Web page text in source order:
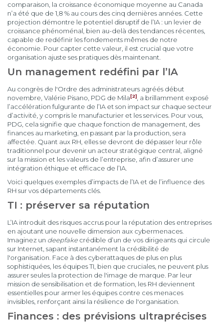
comparaison, la croissance économique moyenne au Canada
n’a été que de 1,8 % au cours des cinq dernières années. Cette
projection démontre le potentiel disruptif de l’IA : un levier de
croissance phénoménal, bien au-delà des tendances récentes,
capable de redéfinir les fondements mêmes de notre
économie. Pour capter cette valeur, il est crucial que votre
organisation ajuste ses pratiques dès maintenant.
Un management redéfini par l’IA
Au congrès de l'Ordre des administrateurs agréés début
novembre, Valérie Pisano, PDG de Mila[2]
, a brillamment exposé
l’accélération fulgurante de l’IA et son impact sur chaque secteur
d’activité, y compris le manufacturier et les services. Pour vous,
PDG, cela signifie que chaque fonction de management, des
finances au marketing, en passant par la production, sera
affectée. Quant aux RH, elles se devront de dépasser leur rôle
traditionnel pour devenir un acteur stratégique central, aligné
sur la mission et les valeurs de l’entreprise, afin d’assurer une
intégration éthique et efficace de l’IA.
Voici quelques exemples d’impacts de l’IA et de l’influence des
RH sur vos départements clés.
TI : préserver sa réputation
L’IA introduit des risques accrus pour la réputation des entreprises
en ajoutant une nouvelle dimension aux cybermenaces.
Imaginez un deepfake crédible d’un de vos dirigeants qui circule
sur Internet, sapant instantanément la crédibilité de
l'organisation. Face à des cyberattaques de plus en plus
sophistiquées, les équipes TI, bien que cruciales, ne peuvent plus
assurer seules la protection de l'image de marque. Par leur
mission de sensibilisation et de formation, les RH deviennent
essentielles pour armer les équipes contre ces menaces
invisibles, renforçant ainsi la résilience de l'organisation.
Finances : des prévisions ultraprécises